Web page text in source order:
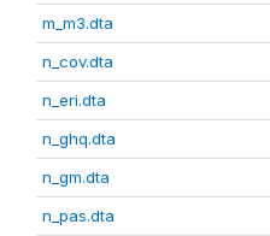
m_m3.dta
n_cov.dta
n_eri.dta
n_ghq.dta
n_gm.dta
n_pas.dta